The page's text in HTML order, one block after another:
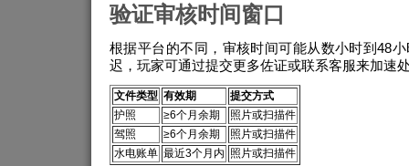
验证审核时间窗口
根据平台的不同，审核时间可能从数小时到48
迟，玩家可通过提交更多佐证或联系客服来加速
文件类型 有效期
提交方式
护照
≥6个月余期
照片或扫描件
驾照
≥6个月余期
照片或扫描件
水电账单 最近3个月内 照片或扫描件